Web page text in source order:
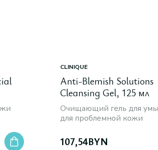
CLINIQUE
Anti-Blemish Solutions
Cleansing Gel, 125 мл
Очищающий гель для
для проблемной кожи
107,54BYN